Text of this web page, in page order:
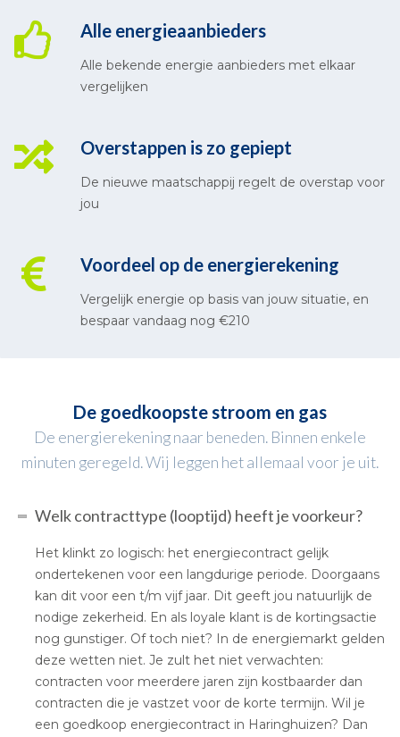
Alle energieaanbieders
Alle bekende energie aanbieders met elkaar
vergelijken
Overstappen is zo gepiept
De nieuwe maatschappij regelt de overstap voor
jou
Voordeel op de energierekening
Vergelijk energie op basis van jouw situatie, en
bespaar vandaag nog €210
De goedkoopste stroom en gas
De energierekening naar beneden. Binnen enkele
minuten geregeld. Wij leggen het allemaal voor je uit.
Welk contracttype (looptijd) heeft je voorkeur?
Het klinkt zo logisch: het energiecontract gelijk
ondertekenen voor een langdurige periode. Doorgaans
kan dit voor een t/m vijf jaar. Dit geeft jou natuurlijk de
nodige zekerheid. En als loyale klant is de kortingsactie
nog gunstiger. Of toch niet? In de energiemarkt gelden
deze wetten niet. Je zult het niet verwachten:
contracten voor meerdere jaren zijn kostbaarder dan
contracten die je vastzet voor de korte termijn. Wil je
een goedkoop energiecontract in Haringhuizen? Dan